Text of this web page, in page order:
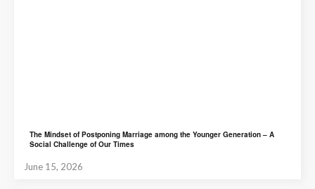
The Mindset of Postponing Marriage among the Younger Generation – A
Social Challenge of Our Times
June 15, 2026